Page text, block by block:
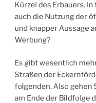
Kürzel des Erbauers.
auch die Nutzung der
und knapper Aussage
Werbung?
Es gibt wesentlich
Straßen der
folgenden. Also gehen
am Ende der Bildfolge